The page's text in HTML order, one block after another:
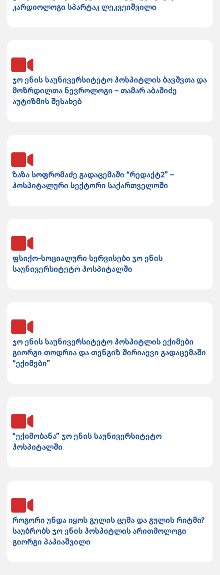
კარდიოლოგი სპარტაკ ლეკვეიშვილი
ჯო ენის საუნივერსიტეტო ჰოსპიტლის ბავშვთა და
მოზრდილთა ნევროლოგი – თამარ აბაშიძე
აუტიზმის შესახებ
ზაზა სოფრომაძე გადაცემაში “რედაქტ2” –
ჰოსპიტალური სექტორი საქართველოში
ფსიქო-სოციალური სერვისები ჯო ენის
საუნივერსიტეტო ჰოსპიტალში
ჯო ენის საუნივერსიტეტო ჰოსპიტლის ექიმები
გიორგი თოდრია და თენგიზ შირიაევი გადაცემაში
“ექიმები”
“ექიმობანა” ჯო ენის საუნივერსიტეტო
ჰოსპიტალში
როგორი უნდა იყოს გულის ცემა და გულის რიტმი?
საუბრობს ჯო ენის ჰოსპიტლის არითმოლოგი
გიორგი პაპიაშვილი